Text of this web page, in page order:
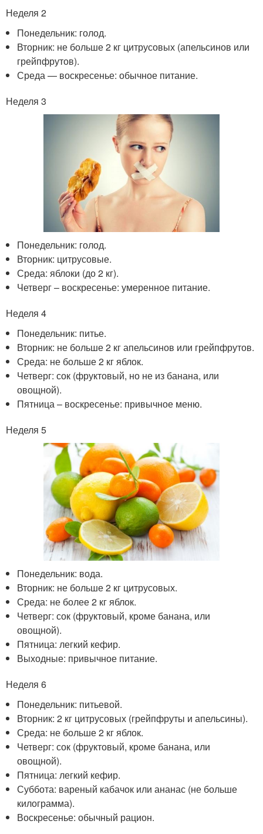
Неделя 2
Понедельник: голод.
Вторник: не больше 2 кг цитрусовых (апельсинов или
грейпфрутов).
Среда — воскресенье: обычное питание.
Неделя 3
Понедельник: голод.
Вторник: цитрусовые.
Среда: яблоки (до 2 кг).
Четверг – воскресенье: умеренное питание.
Неделя 4
Понедельник: питье.
Вторник: не больше 2 кг апельсинов или грейпфрутов.
Среда: не больше 2 кг яблок.
Четверг: сок (фруктовый, но не из банана, или
овощной).
Пятница – воскресенье: привычное меню.
Неделя 5
Понедельник: вода.
Вторник: не больше 2 кг цитрусовых.
Среда: не более 2 кг яблок.
Четверг: сок (фруктовый, кроме банана, или
овощной).
Пятница: легкий кефир.
Выходные: привычное питание.
Неделя 6
Понедельник: питьевой.
Вторник: 2 кг цитрусовых (грейпфруты и апельсины).
Среда: не больше 2 кг яблок.
Четверг: сок (фруктовый, кроме банана, или
овощной).
Пятница: легкий кефир.
Суббота: вареный кабачок или ананас (не больше
килограмма).
Воскресенье: обычный рацион.